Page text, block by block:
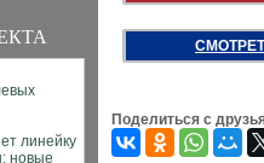
Поделиться с